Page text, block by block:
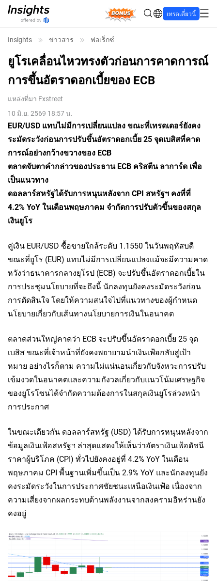
Bonus เทรดเดี๋ยวนี้
Insights ข่าวสาร ฟอเร็กซ์
ยูโรเคลื่อนไหวทรงตัวก่อนการคาดการณ์
การขึ้นอัตราดอกเบี้ยของ ECB
แหล่งที่มา Fxstreet
10 มิ.ย. 2569 18:57 น.
EUR/USD แทบไม่มีการเปลี่ยนแปลง ขณะที่เทรดเดอร์ยังคง
ระมัดระวังก่อนการปรับขึ้นอัตราดอกเบี้ย 25 จุดเบสิสที่คาด
การณ์อย่างกว้างขวางของ ECB
ตลาดจับตาคำกล่าวของประธาน ECB คริสตีน ลาการ์ด เพื่อ
เป็นแนวทาง
ดอลลาร์สหรัฐได้รับการหนุนหลังจาก CPI สหรัฐฯ คงที่ที่
4.2% YoY ในเดือนพฤษภาคม จำกัดการปรับตัวขึ้นของสกุล
เงินยูโร
คู่เงิน EUR/USD ซื้อขายใกล้ระดับ 1.1550 ในวันพฤหัสบดี
ขณะที่ยูโร (EUR) แทบไม่มีการเปลี่ยนแปลงแม้จะมีความคาด
หวังว่าธนาคารกลางยุโรป (ECB) จะปรับขึ้นอัตราดอกเบี้ยใน
การประชุมนโยบายที่จะถึงนี้ นักลงทุนยังคงระมัดระวังก่อน
การตัดสินใจ โดยให้ความสนใจไปที่แนวทางของผู้กำหนด
นโยบายเกี่ยวกับเส้นทางนโยบายการเงินในอนาคต
ตลาดส่วนใหญ่คาดว่า ECB จะปรับขึ้นอัตราดอกเบี้ย 25 จุด
เบสิส ขณะที่เจ้าหน้าที่ยังคงพยายามนำเงินเฟ้อกลับสู่เป้า
หมาย อย่างไรก็ตาม ความไม่แน่นอนเกี่ยวกับจังหวะการปรับ
เข้มงวดในอนาคตและความกังวลเกี่ยวกับแนวโน้มเศรษฐกิจ
ของยูโรโซนได้จำกัดความต้องการในสกุลเงินยูโรล่วงหน้า
การประกาศ
ในขณะเดียวกัน ดอลลาร์สหรัฐ (USD) ได้รับการหนุนหลังจาก
ข้อมูลเงินเฟ้อสหรัฐฯ ล่าสุดแสดงให้เห็นว่าอัตราเงินเฟ้อดัชนี
ราคาผู้บริโภค (CPI) ทั่วไปยังคงอยู่ที่ 4.2% YoY ในเดือน
พฤษภาคม CPI พื้นฐานเพิ่มขึ้นเป็น 2.9% YoY และนักลงทุนยัง
คงระมัดระวังในการประกาศชัยชนะเหนือเงินเฟ้อ เนื่องจาก
ความเสี่ยงจากผลกระทบด้านพลังงานจากสงครามอิหร่านยัง
คงอยู่